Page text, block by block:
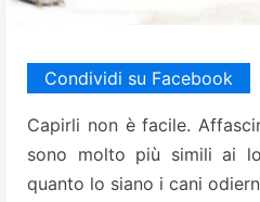
Condividi su Facebook
Capirli non è facile.
sono molto più simili ai
quanto lo siano i cani